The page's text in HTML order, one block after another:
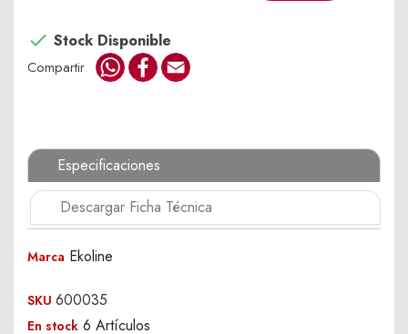
 Stock Disponible
Compartir WhatsApp
Facebook
Especificaciones
Descargar Ficha Técnica
Marca Ekoline
SKU 600035
En stock 6 Artículos